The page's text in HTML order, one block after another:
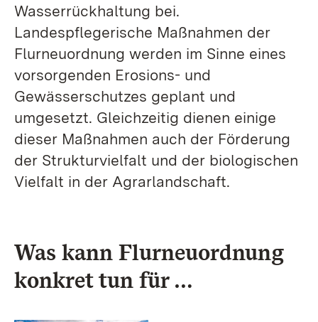
Wasserrückhaltung bei.
Landespflegerische Maßnahmen der
Flurneuordnung werden im Sinne eines
vorsorgenden Erosions- und
Gewässerschutzes geplant und
umgesetzt. Gleichzeitig dienen einige
dieser Maßnahmen auch der Förderung
der Strukturvielfalt und der biologischen
Vielfalt in der Agrarlandschaft.
Was kann Flurneuordnung
konkret tun für …